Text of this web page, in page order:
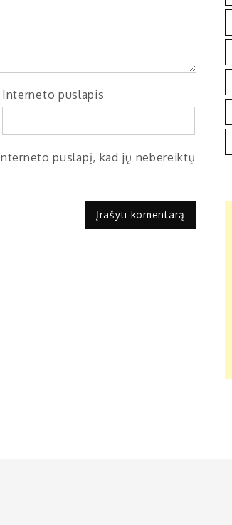
Interneto puslapis
puslapį, kad jų nebereiktų